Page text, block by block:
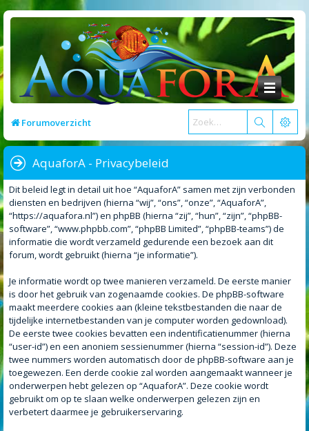
Forumoverzicht
AquaforA - Privacybeleid
Dit beleid legt in detail uit hoe “AquaforA” samen met zijn verbonden
diensten en bedrijven (hierna “wij”, “ons”, “onze”, “AquaforA”,
“https://aquafora.nl”) en phpBB (hierna “zij”, “hun”, “zijn”, “phpBB-
software”, “www.phpbb.com”, “phpBB Limited”, “phpBB-teams”) de
informatie die wordt verzameld gedurende een bezoek aan dit
forum, wordt gebruikt (hierna “je informatie”).
Je informatie wordt op twee manieren verzameld. De eerste manier
is door het gebruik van zogenaamde cookies. De phpBB-software
maakt meerdere cookies aan (kleine tekstbestanden die naar de
tijdelijke internetbestanden van je computer worden gedownload).
De eerste twee cookies bevatten een indentificatienummer (hierna
“user-id”) en een anoniem sessienummer (hierna “session-id”). Deze
twee nummers worden automatisch door de phpBB-software aan je
toegewezen. Een derde cookie zal worden aangemaakt wanneer je
onderwerpen hebt gelezen op “AquaforA”. Deze cookie wordt
gebruikt om op te slaan welke onderwerpen gelezen zijn en
verbetert daarmee je gebruikerservaring.